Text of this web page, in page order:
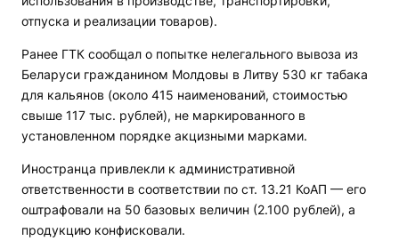
отпуска и реализации товаров).
Ранее ГТК сообщал о попытке нелегального вывоза из
Беларуси гражданином Молдовы в Литву 530 кг табака
для кальянов (около 415 наименований, стоимостью
свыше 117 тыс. рублей), не маркированного в
установленном порядке акцизными марками.
Иностранца привлекли к административной
ответственности в соответствии по ст. 13.21 КоАП — его
оштрафовали на 50 базовых величин (2.100 рублей), а
продукцию конфисковали.